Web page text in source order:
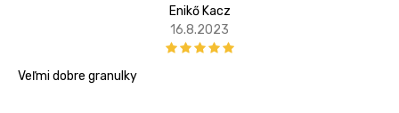
Enikő Kacz
16.8.2023
Veľmi dobre granulky